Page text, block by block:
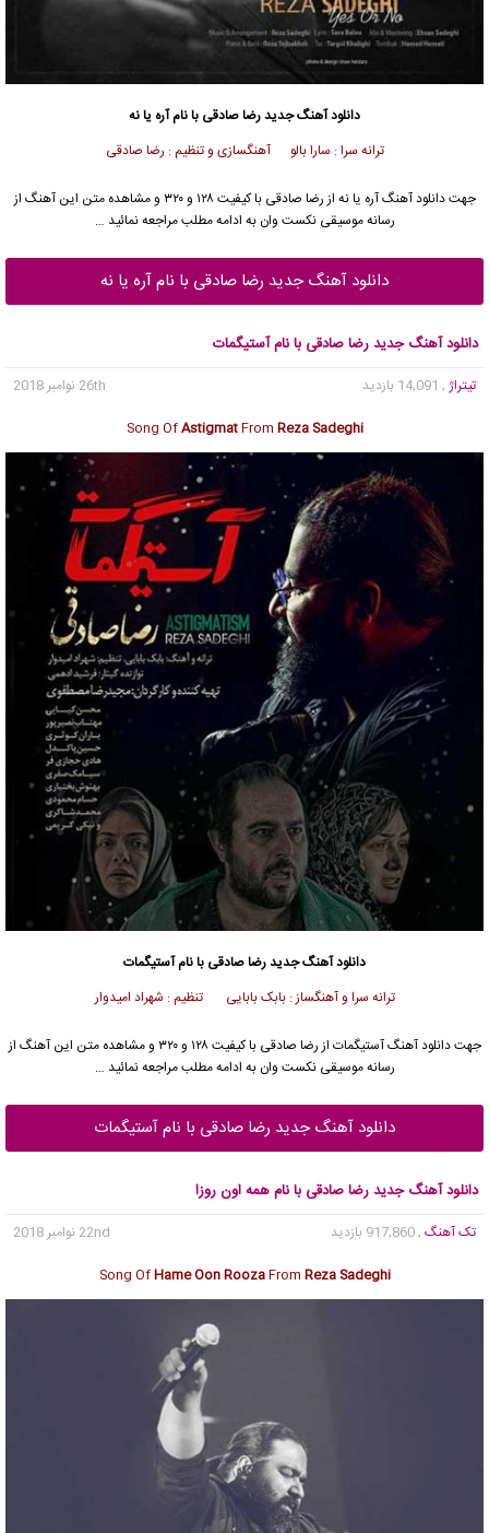
دانلود آهنگ جدیدرضا صادقی با نام آره یا نه
ترانه سرا : سارا بالو آهنگسازی و تنظیم : رضا صادقی
جهت دانلود آهنگ آره یا نه از رضا صادقی
با کیفیت ۱۲۸ و ۳۲۰ و مشاهده متن این آهنگ از
رسانه موسیقی نکست وان به ادامه مطلب مراجعه نمائید …
دانلود آهنگ جدید رضا صادقی با نام آره یا نه
دانلود آهنگ جدید رضا صادقی با نام آستیگمات
تیتراژ , 14,091 بازدید
26th نوامبر 2018
Song OfAstigmatFrom Reza Sadeghi
دانلود آهنگ جدیدرضا صادقی با نام آستیگمات
ترانه سرا و آهنگساز : بابک بابایی تنظیم : شهراد امیدوار
جهت دانلود آهنگ آستیگمات از رضا صادقی
با کیفیت ۱۲۸ و ۳۲۰ و مشاهده متن این آهنگ از
رسانه موسیقی نکست وان به ادامه مطلب مراجعه نمائید …
دانلود آهنگ جدید رضا صادقی با نام آستیگمات
دانلود آهنگ جدید رضا صادقی با نام همه اون روزا
تک آهنگ , 917,860 بازدید
22nd نوامبر 2018
Song OfHame Oon RoozaFrom Reza Sadeghi